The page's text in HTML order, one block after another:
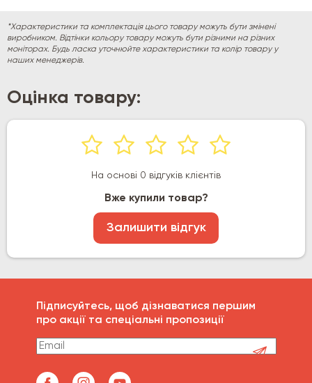
*Характеристики та комплектація цього товару можуть бути змінені
виробником. Відтінки кольору товару можуть бути різними на різних
моніторах. Будь ласка уточнюйте характеристики та колір товару у
наших менеджерів.
Оцінка товару:
На основі 0 відгуків клієнтів
Вже купили товар?
Залишити відгук
Підписуйтесь, щоб дізнаватися першим
про акції та спеціальні пропозиції